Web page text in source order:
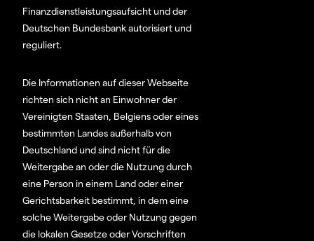
Finanzdienstleistungsaufsicht und der
Deutschen Bundesbank autorisiert und
reguliert.
Die Informationen auf dieser Webseite
richten sich nicht an Einwohner der
Vereinigten Staaten, Belgiens oder eines
bestimmten Landes außerhalb von
Deutschland und sind nicht für die
Weitergabe an oder die Nutzung durch
eine Person in einem Land oder einer
Gerichtsbarkeit bestimmt, in dem eine
solche Weitergabe oder Nutzung gegen
die lokalen Gesetze oder Vorschriften